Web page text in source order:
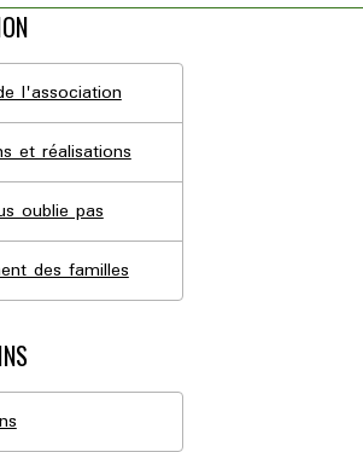
l'association
et réalisations
oublie pas
des familles